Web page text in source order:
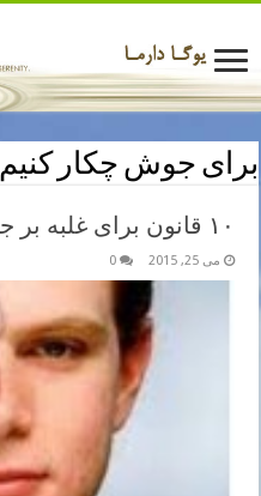
برای جوش چکار کنیم
۱۰ قانون برای غلبه بر جوش صورت
می 25, 2015 0